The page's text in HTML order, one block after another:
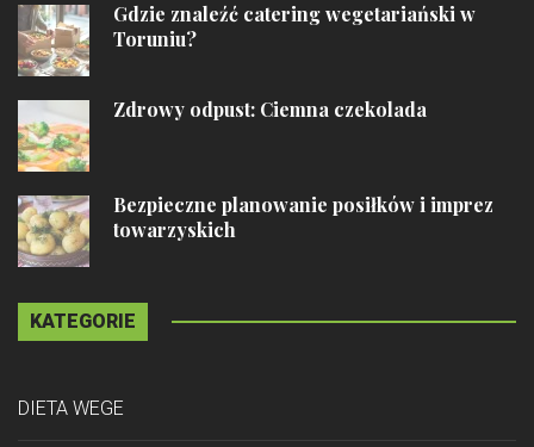
Gdzie znaleźć catering wegetariański w
Toruniu?
Zdrowy odpust: Ciemna czekolada
Bezpieczne planowanie posiłków i imprez
towarzyskich
KATEGORIE
DIETA WEGE